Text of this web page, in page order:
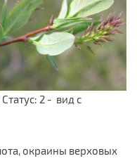
2 - вид с
окраины верховых